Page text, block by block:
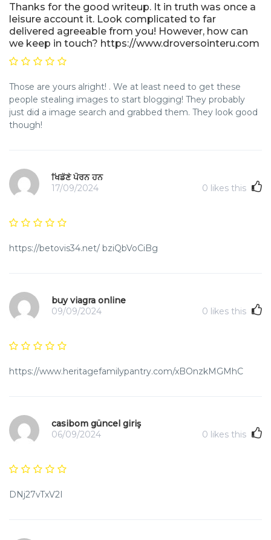
Thanks for the good writeup. It in truth was once a
leisure account it. Look complicated to far
delivered agreeable from you! However, how can
we keep in touch? https://www.droversointeru.com
Those are yours alright! . We at least need to get these
people stealing images to start blogging! They probably
just did a image search and grabbed them. They look good
though!
ਖਿਡੌਣੇ ਪੋਰਨ ਹਨ
17/09/2024
0 likes this
https://betovis34.net/ bziQbVoCiBg
buy viagra online
09/09/2024
0 likes this
https://www.heritagefamilypantry.com/xBOnzkMGMhC
casibom güncel giriş
06/09/2024
0 likes this
DNj27vTxV2I